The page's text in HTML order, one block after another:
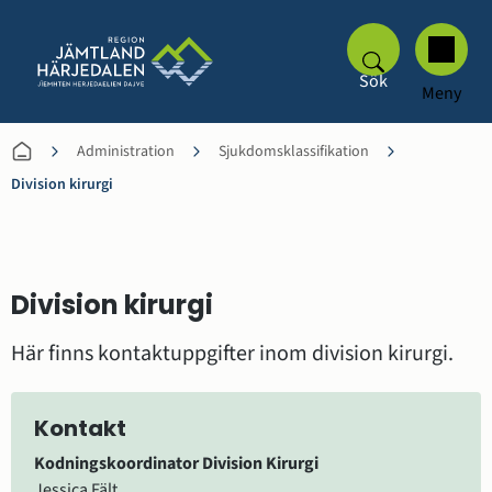
Sök Meny
Administration
Sjukdomsklassifikation
Division kirurgi
Division kirurgi
Här finns kontaktuppgifter inom division kirurgi.
Kontakt
Kodningskoordinator Division Kirurgi